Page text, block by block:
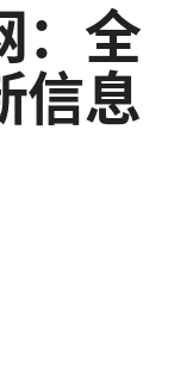
：全
信息